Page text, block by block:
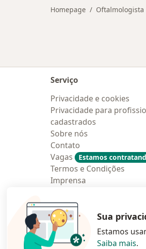
Homepage Oftalmologista
Serviço
Privacidade e cookies
Privacidade para
cadastrados
Sobre nós
Contato
Vagas
Estamos
Termos e Condições
Imprensa
Sua
Estamos
Saiba mais.